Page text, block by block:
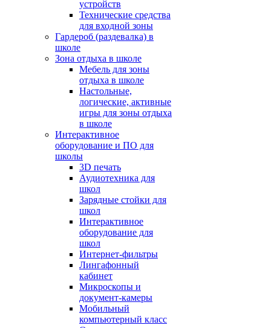
устройств
Технические средства
для входной зоны
Гардероб (раздевалка) в
школе
Зона отдыха в школе
Мебель для зоны
отдыха в школе
Настольные,
логические, активные
игры для зоны отдыха
в школе
Интерактивное
оборудование и ПО для
школы
3D печать
Аудиотехника для
школ
Зарядные стойки для
школ
Интерактивное
оборудование для
школ
Интернет-фильтры
Лингафонный
кабинет
Микроскопы и
документ-камеры
Мобильный
компьютерный класс